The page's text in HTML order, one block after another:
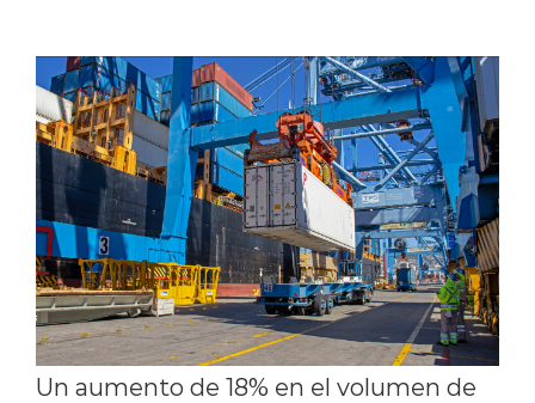
Un aumento de 18% en el volumen de